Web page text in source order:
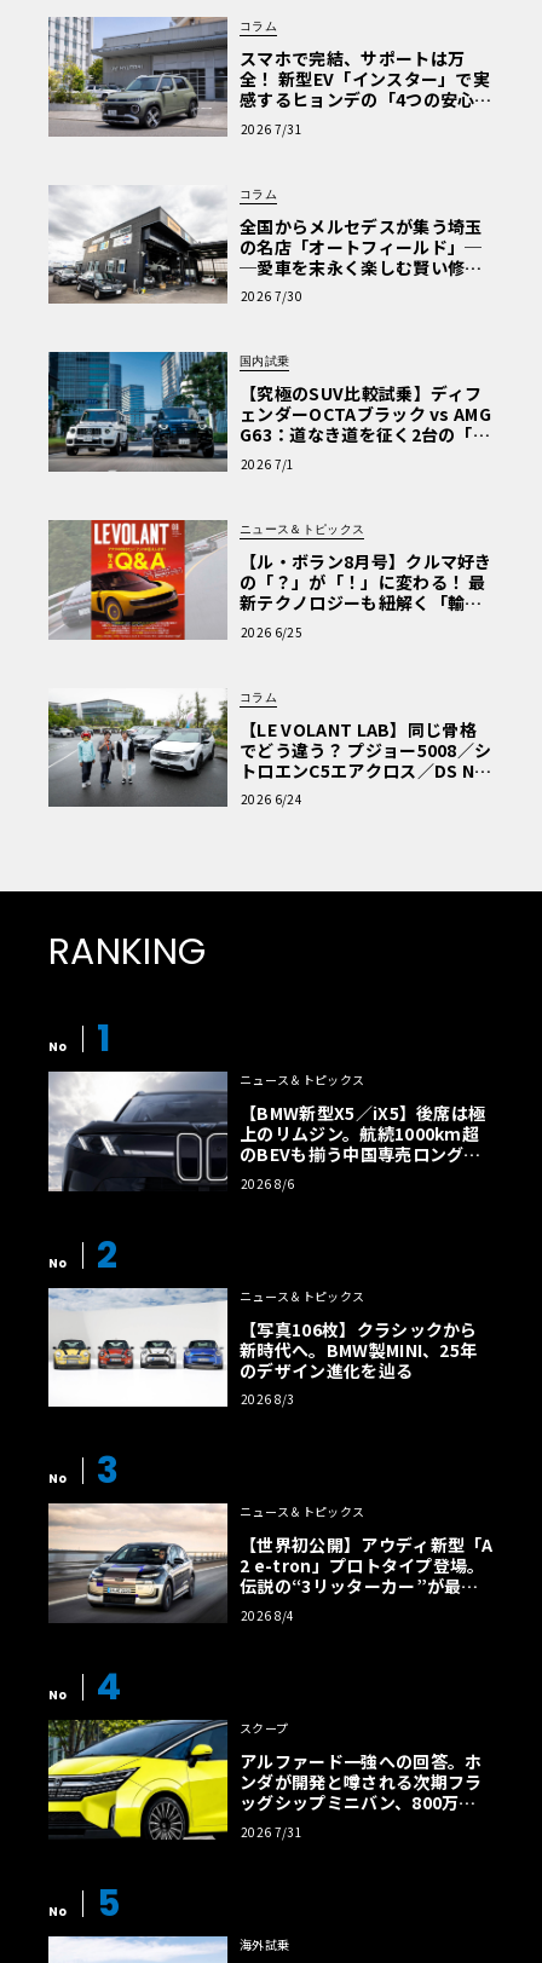
コラム
スマホで完結、サポートは万
全！ 新型EV「インスター」で実
感するヒョンデの「4つの安心」
【第1回・ヒョンデ6つの疑問：
Why? Hyundai?】〈PR〉
2026 7/31
コラム
全国からメルセデスが集う埼玉
の名店「オートフィールド」─
─愛車を末永く楽しむ賢い修理
術と、プロがフックス製オイル
を選ぶ理由〈PR〉
2026 7/30
国内試乗
【究極のSUV比較試乗】ディフ
ェンダーOCTAブラック vs AMG
G63：道なき道を征く2台の「対
極的アプローチ」
2026 7/1
ニュース＆トピックス
【ル・ボラン8月号】クルマ好き
の「？」が「！」に変わる！ 最
新テクノロジーも紐解く「輸入
車Q&A」
2026 6/25
コラム
【LE VOLANT LAB】同じ骨格
でどう違う？ プジョー5008／シ
トロエンC5エアクロス／DS Nº4
読者一気乗りレポート
2026 6/24
RANKING
No 1
ニュース＆トピックス
【BMW新型X5／iX5】後席は極
上のリムジン。航続1000km超
のBEVも揃う中国専売ロング仕
様の全貌
2026 8/6
No 2
ニュース＆トピックス
【写真106枚】クラシックから
新時代へ。BMW製MINI、25年
のデザイン進化を辿る
2026 8/3
No 3
ニュース＆トピックス
【世界初公開】アウディ新型「A
2 e-tron」プロトタイプ登場。
伝説の“3リッターカー”が最高
効率エントリーBEVとして復活
【画像38枚】
2026 8/4
No 4
スクープ
アルファード一強への回答。ホ
ンダが開発と噂される次期フラ
ッグシップミニバン、800万円
超の勝算【予想CG】
2026 7/31
No 5
海外試乗